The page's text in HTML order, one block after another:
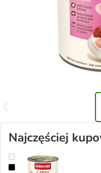
Najczęściej
Megazestaw animonda